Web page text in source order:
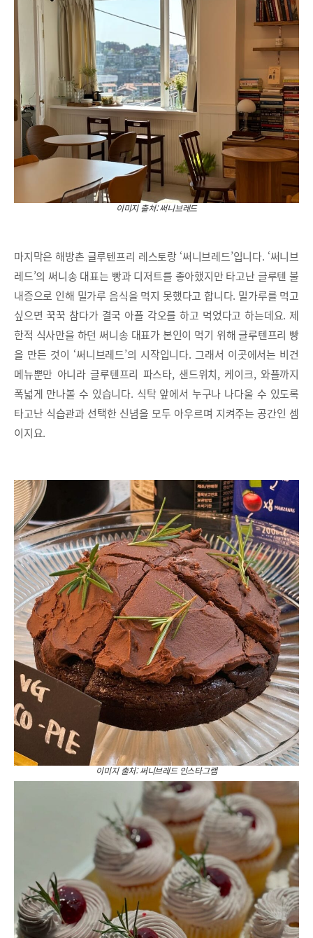
이미지 출처: 써니브레드
마지막은 해방촌 글루텐프리 레스토랑 ‘써니브레드’입니다. ‘써니브
레드’의 써니송 대표는 빵과 디저트를 좋아했지만 타고난 글루텐 불
내증으로 인해 밀가루 음식을 먹지 못했다고 합니다. 밀가루를 먹고
싶으면 꾹꾹 참다가 결국 아플 각오를 하고 먹었다고 하는데요. 제
한적 식사만을 하던 써니송 대표가 본인이 먹기 위해 글루텐프리 빵
을 만든 것이 ‘써니브레드’의 시작입니다. 그래서 이곳에서는 비건
메뉴뿐만 아니라 글루텐프리 파스타, 샌드위치, 케이크, 와플까지
폭넓게 만나볼 수 있습니다. 식탁 앞에서 누구나 나다울 수 있도록
타고난 식습관과 선택한 신념을 모두 아우르며 지켜주는 공간인 셈
이지요.
이미지 출처: 써니브레드 인스타그램